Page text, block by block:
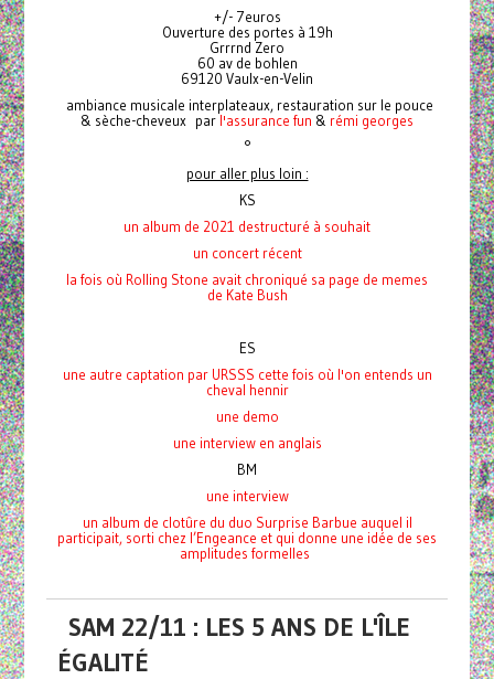
+/- 7euros
Ouverture des portes à 19h
Grrrnd Zero
60 av de bohlen
69120 Vaulx-en-Velin
ambiance musicale interplateaux, restauration sur le pouce
& sèche-cheveux par l'assurance fun & rémi georges
°
pour aller plus loin :
KS
un album de 2021 destructuré à souhait
un concert récent
la fois où Rolling Stone avait chroniqué sa page de memes
de Kate Bush
ES
une autre captation par URSSS cette fois où l'on entends un
cheval hennir
une demo
une interview en anglais
BM
une interview
un album de clotûre du duo Surprise Barbue auquel il
participait, sorti chez l’Engeance et qui donne une idée de ses
amplitudes formelles
SAM 22/11 : LES 5 ANS DE L'ÎLE
ÉGALITÉ